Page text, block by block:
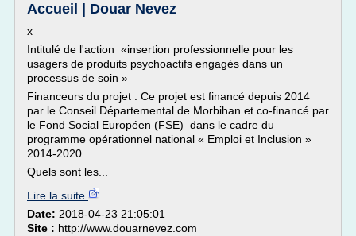
Accueil | Douar Nevez
x
Intitulé de l'action «insertion professionnelle pour les
usagers de produits psychoactifs engagés dans un
processus de soin »
Financeurs du projet : Ce projet est financé depuis 2014
par le Conseil Départemental de Morbihan et co-financé par
le Fond Social Européen (FSE) dans le cadre du
programme opérationnel national « Emploi et Inclusion »
2014-2020
Quels sont les...
Lire la suite
Date: 2018-04-23 21:05:01
Site : http://www.douarnevez.com